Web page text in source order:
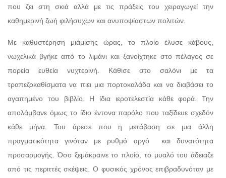
που ζει στη σκιά αλλά με τις πράξεις του χειραγωγεί την
καθημερινή ζωή φιλήσυχων και ανυποψίαστων πολιτών.
Με καθυστέρηση μιάμισης ώρας, το πλοίο έλυσε κάβους,
νωχελικά βγήκε από το λιμάνι και ξανοίχτηκε στο πέλαγος σε
πορεία ευθεία νυχτερινή. Κάθισε στο σαλόνι με τα
τραπεζοκαθίσματα να πιει μια πορτοκαλάδα και να διαβάσει το
αγαπημένο του βιβλίο. Η ίδια ιεροτελεστία κάθε φορά. Την
απολάμβανε όμως το ίδιο έντονα παρόλο που ταξίδευε σχεδόν
κάθε μήνα. Του άρεσε που η μετάβαση σε μια άλλη
πραγματικότητα γινόταν με ρυθμό αργό και δυνατότητα
προσαρμογής. Όσο ξεμάκραινε το πλοίο, το μυαλό του άδειαζε
από τις περιττές σκέψεις. Ο φυσικός χρόνος επιβραδυνόταν με